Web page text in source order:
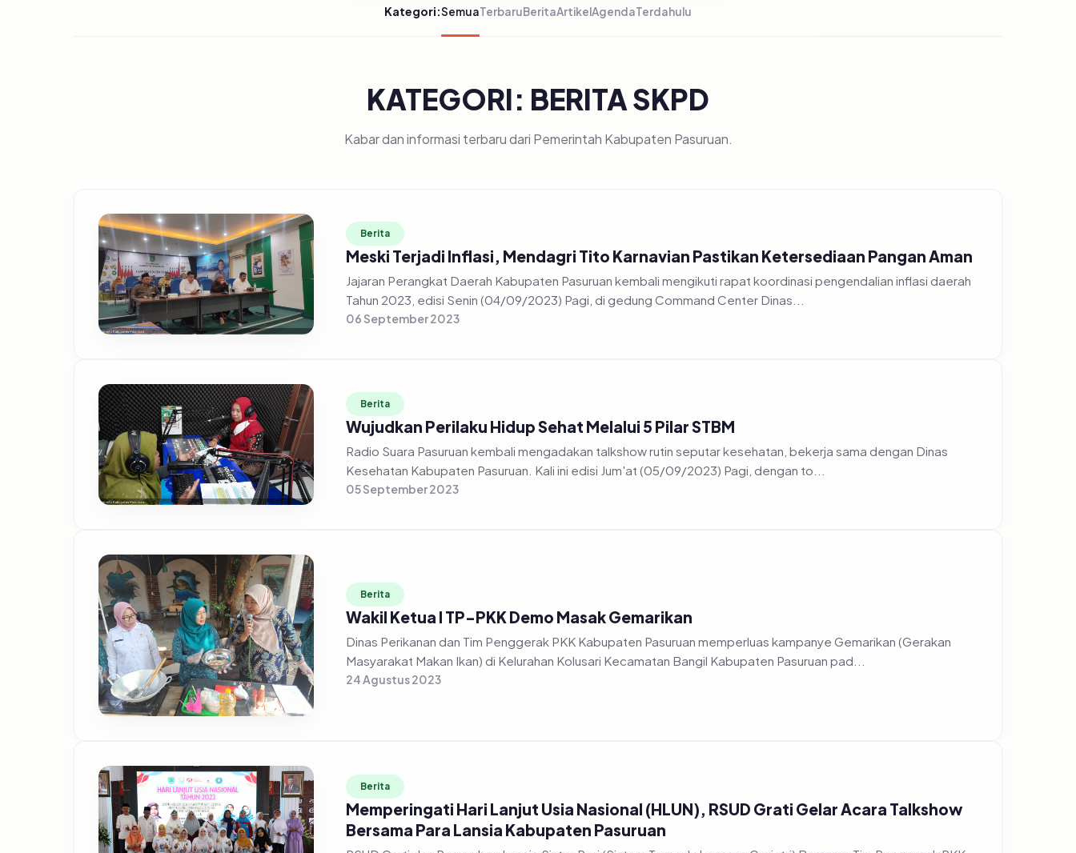
Kategori:SemuaTerbaruBeritaArtikelAgendaTerdahulu
KATEGORI: BERITA SKPD
Kabar dan informasi terbaru dari Pemerintah Kabupaten Pasuruan.
Berita
Meski Terjadi Inflasi, Mendagri Tito Karnavian Pastikan Ketersediaan Pangan Aman
Jajaran Perangkat Daerah Kabupaten Pasuruan kembali mengikuti rapat koordinasi pengendalian inflasi daerah
Tahun 2023, edisi Senin (04/09/2023) Pagi, di gedung Command Center Dinas...
06 September 2023
Berita
Wujudkan Perilaku Hidup Sehat Melalui 5 Pilar STBM
Radio Suara Pasuruan kembali mengadakan talkshow rutin seputar kesehatan, bekerja sama dengan Dinas
Kesehatan Kabupaten Pasuruan. Kali ini edisi Jum'at (05/09/2023) Pagi, dengan to...
05 September 2023
Berita
Wakil Ketua I TP-PKK Demo Masak Gemarikan
Dinas Perikanan dan Tim Penggerak PKK Kabupaten Pasuruan memperluas kampanye Gemarikan (Gerakan
Masyarakat Makan Ikan) di Kelurahan Kolusari Kecamatan Bangil Kabupaten Pasuruan pad...
24 Agustus 2023
Berita
Memperingati Hari Lanjut Usia Nasional (HLUN), RSUD Grati Gelar Acara Talkshow
Bersama Para Lansia Kabupaten Pasuruan